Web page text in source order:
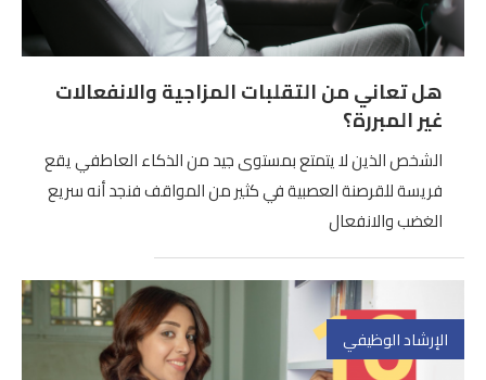
هل تعاني من التقلبات المزاجية والانفعالات
غير المبررة؟
الشخص الذين لا يتمتع بمستوى جيد من الذكاء العاطفي يقع
فريسة للقرصنة العصبية في كثير من المواقف فنجد أنه سريع
الغضب والانفعال
الإرشاد الوظيفي